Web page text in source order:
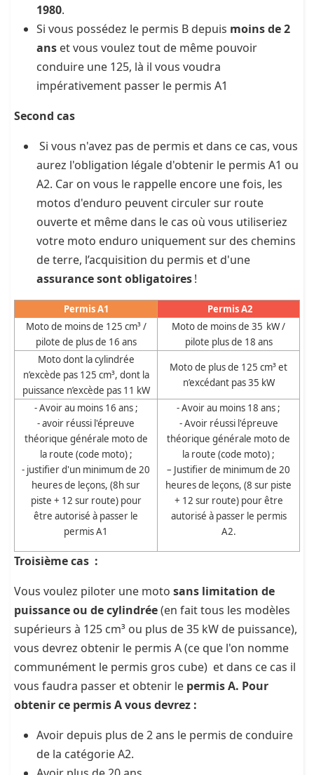
1980.
Si vous possédez le permis B depuis moins de 2
ans et vous voulez tout de même pouvoir
conduire une 125, là il vous voudra
impérativement passer le permis A1
Second cas
Si vous n'avez pas de permis et dans ce cas, vous
aurez l'obligation légale d'obtenir le permis A1 ou
A2. Car on vous le rappelle encore une fois, les
motos d'enduro peuvent circuler sur route
ouverte et même dans le cas où vous utiliseriez
votre moto enduro uniquement sur des chemins
de terre, l’acquisition du permis et d'une
assurance sont obligatoires!
Permis A1
Permis A2
Moto de moins de 125 cm³ /
pilote de plus de 16 ans
Moto de moins de 35 kW /
pilote plus de 18 ans
Moto dont la cylindrée
n’excède pas 125 cm³, dont la
puissance n’excède pas 11 kW
Moto de plus de 125 cm³ et
n’excédant pas 35 kW
- Avoir au moins 16 ans ;
- avoir réussi l'épreuve
théorique générale moto de
la route (code moto) ;
- justifier d'un minimum de 20
heures de leçons, (8h sur
piste + 12 sur route) pour
être autorisé à passer le
permis A1
- Avoir au moins 18 ans ;
- Avoir réussi l'épreuve
théorique générale moto de
la route (code moto) ;
– Justifier de minimum de 20
heures de leçons, (8 sur piste
+ 12 sur route) pour être
autorisé à passer le permis
A2.
Troisième cas :
Vous voulez piloter une moto sans limitation de
puissance ou de cylindrée(en fait tous les modèles
supérieurs à 125 cm³ ou plus de 35 kW de puissance),
vous devrez obtenir le permis A (ce que l'on nomme
communément le permis gros cube) et dans ce cas il
vous faudra passer et obtenir le permis A. Pour
obtenir ce permis A vous devrez :
Avoir depuis plus de 2 ans le permis de conduire
de la catégorie A2.